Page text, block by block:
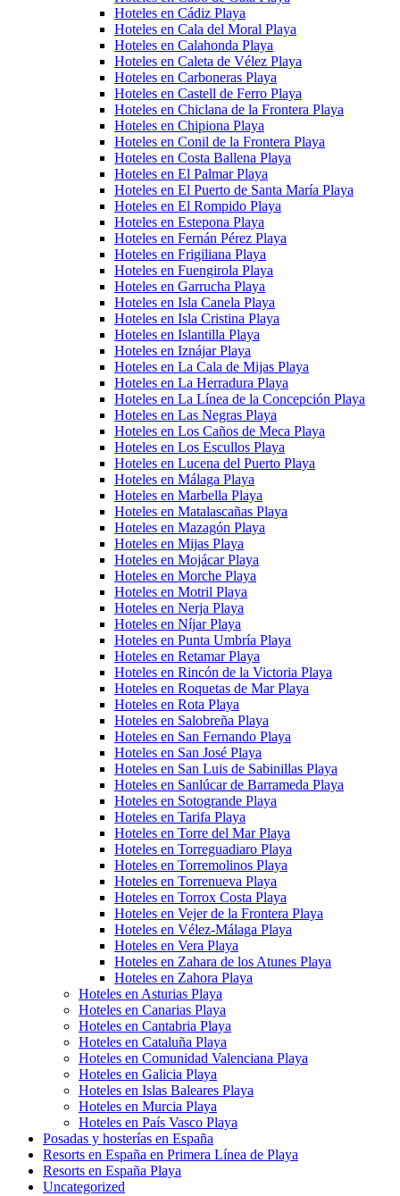
Hoteles en Cádiz Playa
Hoteles en Cala del Moral Playa
Hoteles en Calahonda Playa
Hoteles en Caleta de Vélez Playa
Hoteles en Carboneras Playa
Hoteles en Castell de Ferro Playa
Hoteles en Chiclana de la Frontera Playa
Hoteles en Chipiona Playa
Hoteles en Conil de la Frontera Playa
Hoteles en Costa Ballena Playa
Hoteles en El Palmar Playa
Hoteles en El Puerto de Santa María Playa
Hoteles en El Rompido Playa
Hoteles en Estepona Playa
Hoteles en Fernán Pérez Playa
Hoteles en Frigiliana Playa
Hoteles en Fuengirola Playa
Hoteles en Garrucha Playa
Hoteles en Isla Canela Playa
Hoteles en Isla Cristina Playa
Hoteles en Islantilla Playa
Hoteles en Iznájar Playa
Hoteles en La Cala de Mijas Playa
Hoteles en La Herradura Playa
Hoteles en La Línea de la Concepción Playa
Hoteles en Las Negras Playa
Hoteles en Los Caños de Meca Playa
Hoteles en Los Escullos Playa
Hoteles en Lucena del Puerto Playa
Hoteles en Málaga Playa
Hoteles en Marbella Playa
Hoteles en Matalascañas Playa
Hoteles en Mazagón Playa
Hoteles en Mijas Playa
Hoteles en Mojácar Playa
Hoteles en Morche Playa
Hoteles en Motril Playa
Hoteles en Nerja Playa
Hoteles en Níjar Playa
Hoteles en Punta Umbría Playa
Hoteles en Retamar Playa
Hoteles en Rincón de la Victoria Playa
Hoteles en Roquetas de Mar Playa
Hoteles en Rota Playa
Hoteles en Salobreña Playa
Hoteles en San Fernando Playa
Hoteles en San José Playa
Hoteles en San Luis de Sabinillas Playa
Hoteles en Sanlúcar de Barrameda Playa
Hoteles en Sotogrande Playa
Hoteles en Tarifa Playa
Hoteles en Torre del Mar Playa
Hoteles en Torreguadiaro Playa
Hoteles en Torremolinos Playa
Hoteles en Torrenueva Playa
Hoteles en Torrox Costa Playa
Hoteles en Vejer de la Frontera Playa
Hoteles en Vélez-Málaga Playa
Hoteles en Vera Playa
Hoteles en Zahara de los Atunes Playa
Hoteles en Zahora Playa
Hoteles en Asturias Playa
Hoteles en Canarias Playa
Hoteles en Cantabria Playa
Hoteles en Cataluña Playa
Hoteles en Comunidad Valenciana Playa
Hoteles en Galicia Playa
Hoteles en Islas Baleares Playa
Hoteles en Murcia Playa
Hoteles en País Vasco Playa
Posadas y hosterías en España
Resorts en España en Primera Línea de Playa
Resorts en España Playa
Uncategorized